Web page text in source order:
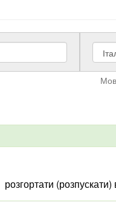
розгортати (розпускати)